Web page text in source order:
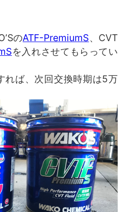
のATF-PremiumS、CVT
を入れさせてもらってい
れば、次回交換時期は5万